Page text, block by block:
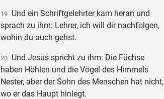
19 Und ein Schriftgelehrter kam heran und
sprach zu ihm: Lehrer, ich will dir nachfolgen,
wohin du auch gehst.
20 Und Jesus spricht zu ihm: Die Füchse
haben Höhlen und die Vögel des Himmels
Nester, aber der Sohn des Menschen hat nicht,
wo er das Haupt hinlegt.